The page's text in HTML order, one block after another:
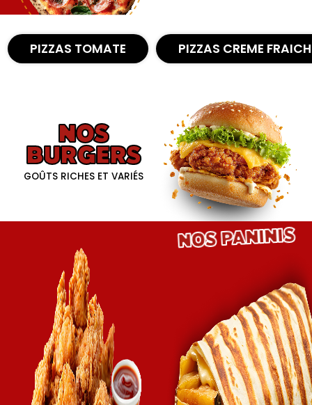
Nous Trouver
Zones de Livraison
PIZZAS TOMATE PIZZAS CREME
NOS
BURGERS
GOÛTS RICHES ET VARIÉS
NOS PANINIS